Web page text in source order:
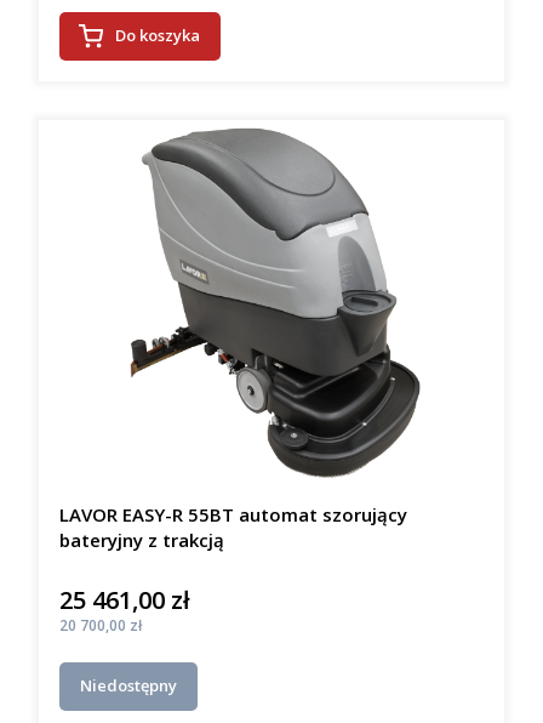
Do koszyka
LAVOR EASY-R 55BT automat szorujący
bateryjny z trakcją
Cena
25 461,00 zł
Cena
20 700,00 zł
Niedostępny